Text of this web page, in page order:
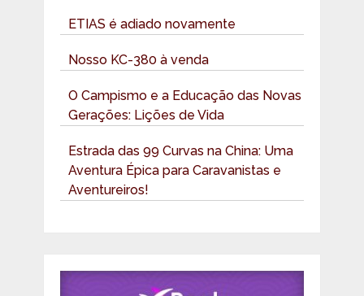
ETIAS é adiado novamente
Nosso KC-380 à venda
O Campismo e a Educação das Novas
Gerações: Lições de Vida
Estrada das 99 Curvas na China: Uma
Aventura Épica para Caravanistas e
Aventureiros!